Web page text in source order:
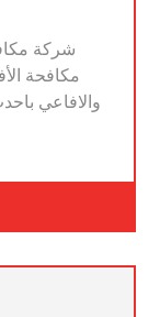
مكافحة
والافاعي